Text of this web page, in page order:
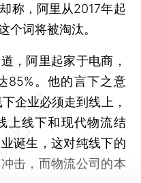
却称，阿里从2017年起
个词将被淘汰。
阿里起家于电商，
85%。他的言下之意
企业必须走到线上，
上线下和现代物流结
诞生，这对纯线下的
击，而物流公司的本